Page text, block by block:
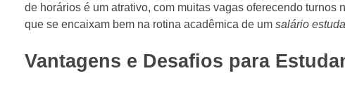
de horários é um atrativo, com muitas vagas oferecendo turnos
que se encaixam bem na rotina acadêmica de um salário
Vantagens e Desafios para